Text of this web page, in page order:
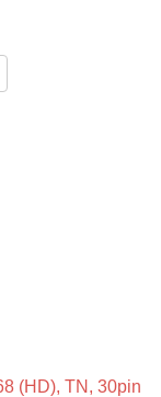
(HD), TN, 30pin